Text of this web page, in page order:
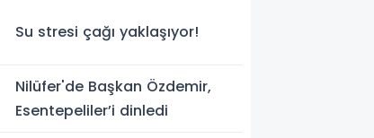
Su stresi çağı yaklaşıyor!
Nilüfer'de Başkan Özdemir,
Esentepeliler’i dinledi